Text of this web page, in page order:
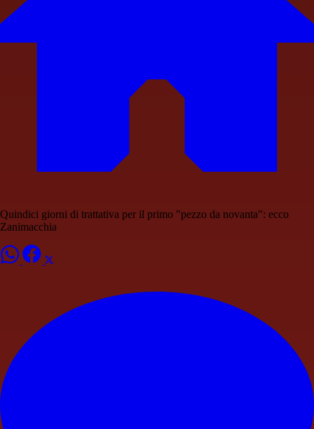
Quindici giorni di trattativa per il primo "pezzo da novanta": ecco
Zanimacchia